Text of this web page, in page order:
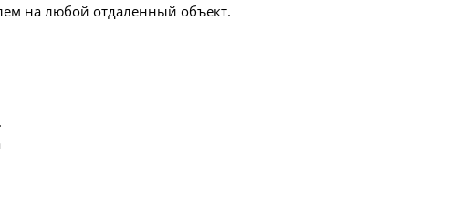
на любой отдаленный объект.